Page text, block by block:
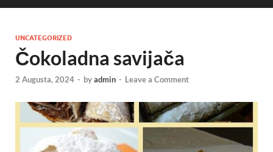
UNCATEGORIZED
Čokoladna savijača
2 Augusta, 2024 - byadmin - Leave a Comment